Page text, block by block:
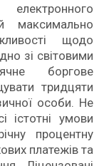
максимально
щодо
зі світовими
боргове
тридцяти
особи. Не
істотні умови
процентну
платежів та